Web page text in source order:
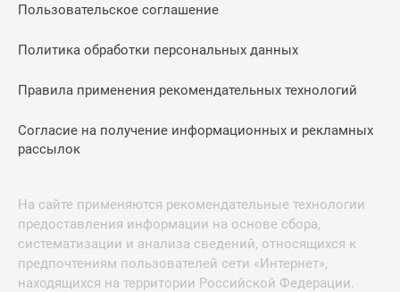
Пользовательское соглашение
Политика обработки персональных данных
Правила применения рекомендательных технологий
Согласие на получение информационных и рекламных
рассылок
На сайте применяются рекомендательные технологии
предоставления информации на основе сбора,
систематизации и анализа сведений, относящихся к
предпочтениям пользователей сети «Интернет»,
находящихся на территории Российской Федерации.